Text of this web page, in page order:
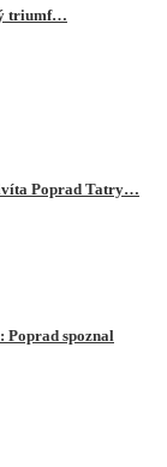
triumf…
Poprad Tatry…
spoznal